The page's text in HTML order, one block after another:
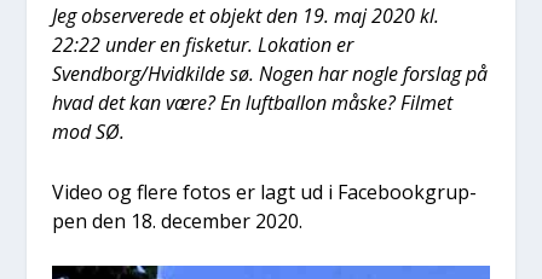
Jeg obser­ve­re­de et objekt den 19. maj 2020 kl.
22:22 under en fiske­tur. Loka­tion er
Svendborg/Hvidkilde sø. Nogen har nog­le for­slag på
hvad det kan være? En luft­bal­lon måske? Fil­met
mod SØ.
Video og fle­re fotos er lagt ud i Face­book­grup­
pen den 18. decem­ber 2020.